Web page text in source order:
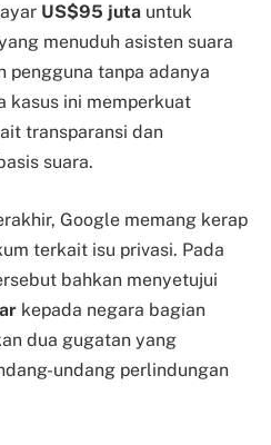
US$95 juta untuk
menuduh asisten suara
pengguna tanpa adanya
kasus ini memperkuat
transparansi dan
suara.
Google memang kerap
terkait isu privasi. Pada
bahkan menyetujui
kepada negara bagian
dua gugatan yang
undang perlindungan